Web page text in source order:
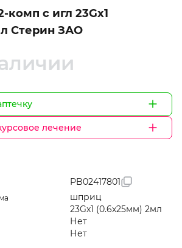
с игл 23Gх1
Стерин ЗАО
лечение
PB02417801
шприц
23Gх1 (0.6х25мм) 2мл
Нет
Нет